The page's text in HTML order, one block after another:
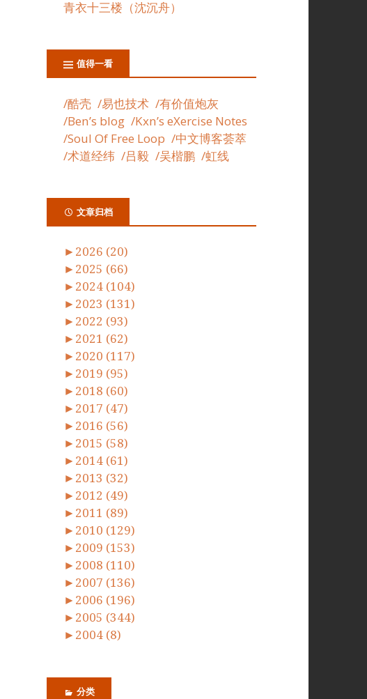
青衣十三楼（沈沉舟）
值得一看
/酷壳 /易也技术 /有价值炮灰
/Ben’s blog /Kxn’s eXercise Notes
/Soul Of Free Loop /中文博客荟萃
/术道经纬 /吕毅 /吴楷鹏 /虹线
文章归档
► 2026 (20)
► 2025 (66)
► 2024 (104)
► 2023 (131)
► 2022 (93)
► 2021 (62)
► 2020 (117)
► 2019 (95)
► 2018 (60)
► 2017 (47)
► 2016 (56)
► 2015 (58)
► 2014 (61)
► 2013 (32)
► 2012 (49)
► 2011 (89)
► 2010 (129)
► 2009 (153)
► 2008 (110)
► 2007 (136)
► 2006 (196)
► 2005 (344)
► 2004 (8)
分类